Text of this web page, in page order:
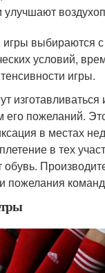
улучшают
выбираются
условий,
игры.
его пожеланий.
в местах
в тех
обувь.
пожелания